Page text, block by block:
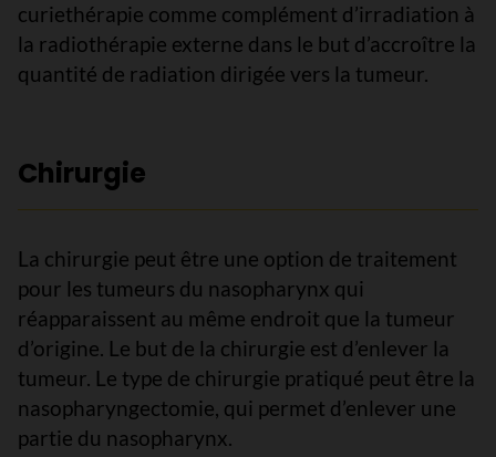
curiethérapie comme complément d’irradiation à
la radiothérapie externe dans le but d’accroître la
quantité de radiation dirigée vers la tumeur.
Chirurgie
La chirurgie peut être une option de traitement
pour les tumeurs du nasopharynx qui
réapparaissent au même endroit que la tumeur
d’origine. Le but de la chirurgie est d’enlever la
tumeur. Le type de chirurgie pratiqué peut être la
nasopharyngectomie, qui permet d’enlever une
partie du nasopharynx.